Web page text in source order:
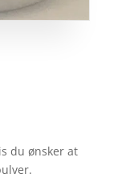
du ønsker at